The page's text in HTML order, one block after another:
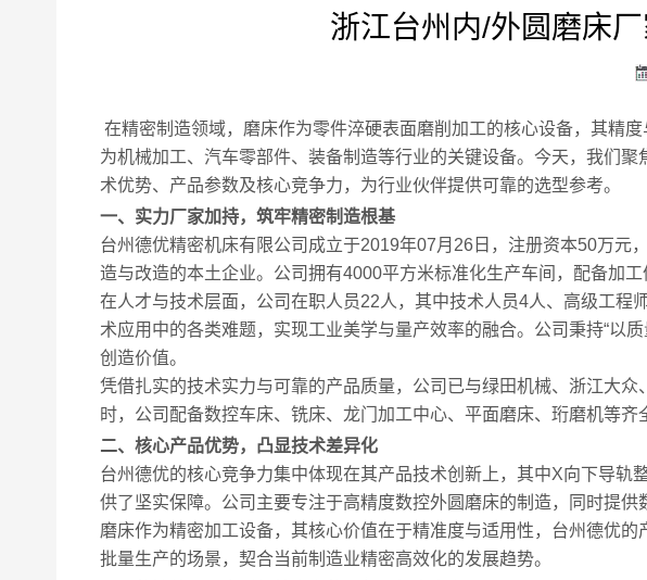
浙江台州内/外圆磨床
在精密制造领域，磨床作为零件淬硬表面磨削加工的核心设备，其精
为机械加工、汽车零部件、装备制造等行业的关键设备。今天，我们
术优势、产品参数及核心竞争力，为行业伙伴提供可靠的选型参考。
一、实力厂家加持，筑牢精密制造根基
台州德优精密机床有限公司成立于2019年07月26日，注册资本50万元
造与改造的本土企业。公司拥有4000平方米标准化生产车间，配备加
在人才与技术层面，公司在职人员22人，其中技术人员4人、高级工
术应用中的各类难题，实现工业美学与量产效率的融合。公司秉持“以
创造价值。
凭借扎实的技术实力与可靠的产品质量，公司已与绿田机械、浙江大
时，公司配备数控车床、铣床、龙门加工中心、平面磨床、珩磨机等
二、核心产品优势，凸显技术差异化
台州德优的核心竞争力集中体现在其产品技术创新上，其中X向下导
供了坚实保障。公司主要专注于高精度数控外圆磨床的制造，同时提
磨床作为精密加工设备，其核心价值在于精准度与适用性，台州德优
批量生产的场景，契合当前制造业精密高效化的发展趋势。